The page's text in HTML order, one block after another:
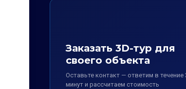
Заказать 3D-тур для
своего объекта
Оставьте контакт — ответим в течение
минут и рассчитаем стоимость